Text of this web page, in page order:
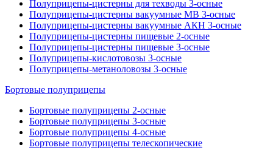
Полуприцепы-цистерны для техводы 3-осные
Полуприцепы-цистерны вакуумные МВ 3-осные
Полуприцепы-цистерны вакуумные АКН 3-осные
Полуприцепы-цистерны пищевые 2-осные
Полуприцепы-цистерны пищевые 3-осные
Полуприцепы-кислотовозы 3-осные
Полуприцепы-метаноловозы 3-осные
Бортовые полуприцепы
Бортовые полуприцепы 2-осные
Бортовые полуприцепы 3-осные
Бортовые полуприцепы 4-осные
Бортовые полуприцепы телескопические